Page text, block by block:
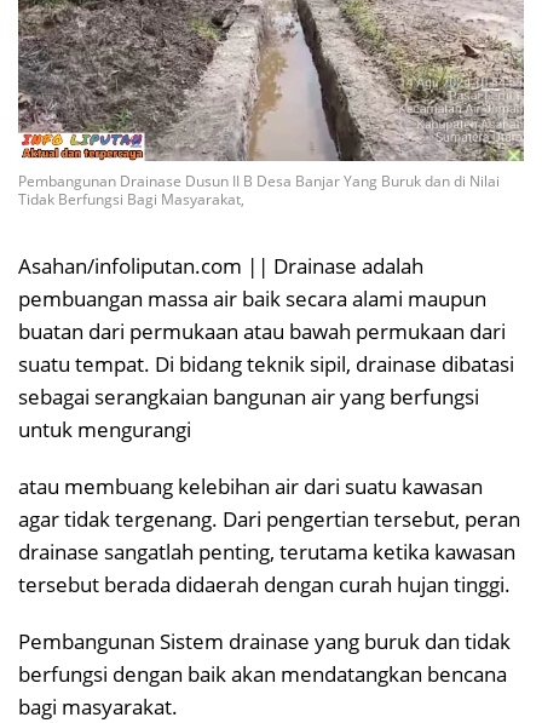
Pembangunan Drainase Dusun II B Desa Banjar Yang Buruk dan di Nilai
Tidak Berfungsi Bagi Masyarakat,
Asahan/infoliputan.com || Drainase adalah
pembuangan massa air baik secara alami maupun
buatan dari permukaan atau bawah permukaan dari
suatu tempat. Di bidang teknik sipil, drainase dibatasi
sebagai serangkaian bangunan air yang berfungsi
untuk mengurangi
atau membuang kelebihan air dari suatu kawasan
agar tidak tergenang. Dari pengertian tersebut, peran
drainase sangatlah penting, terutama ketika kawasan
tersebut berada didaerah dengan curah hujan tinggi.
Pembangunan Sistem drainase yang buruk dan tidak
berfungsi dengan baik akan mendatangkan bencana
bagi masyarakat.